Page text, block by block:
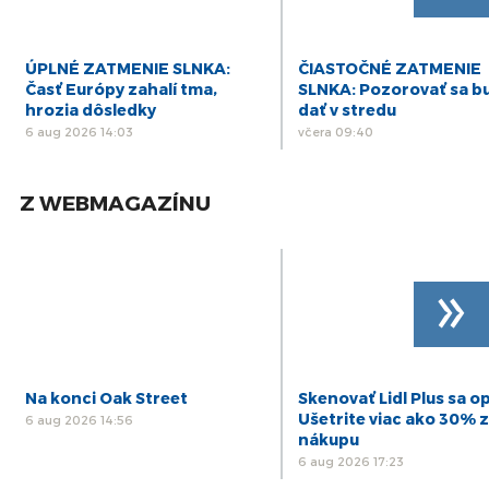
ÚPLNÉ ZATMENIE SLNKA:
Časť Európy zahalí tma,
hrozia dôsledky
6 aug 2026 14:03
ČIASTOČNÉ ZATMENIE
SLNKA: Pozorovať sa
dať v stredu
včera 09:40
Z WEBMAGAZÍNU
Na konci Oak Street
6 aug 2026 14:56
Skenovať Lidl Plus sa
Ušetrite viac ako 30% z
nákupu
6 aug 2026 17:23
»